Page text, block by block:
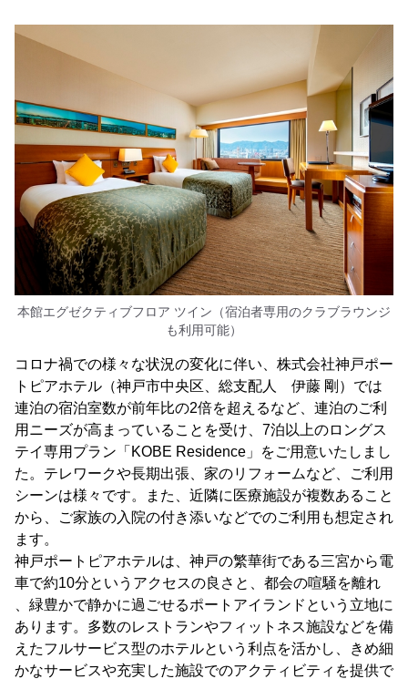
本館エグゼクティブフロア ツイン（宿泊者専用のクラブラウンジ
も利用可能）
コロナ禍での様々な状況の変化に伴い、株式会社神戸ポー
トピアホテル（神戸市中央区、総支配人 伊藤 剛）では
連泊の宿泊室数が前年比の2倍を超えるなど、連泊のご利
用ニーズが高まっていることを受け、7泊以上のロングス
テイ専用プラン「KOBE Residence」をご用意いたしまし
た。テレワークや長期出張、家のリフォームなど、ご利用
シーンは様々です。また、近隣に医療施設が複数あること
から、ご家族の入院の付き添いなどでのご利用も想定され
ます。
神戸ポートピアホテルは、神戸の繁華街である三宮から電
車で約10分というアクセスの良さと、都会の喧騒を離れ
、緑豊かで静かに過ごせるポートアイランドという立地に
あります。多数のレストランやフィットネス施設などを備
えたフルサービス型のホテルという利点を活かし、きめ細
かなサービスや充実した施設でのアクティビティを提供で